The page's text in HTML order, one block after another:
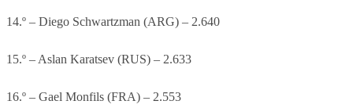
14.º – Diego Schwartzman (ARG) – 2.640
15.º – Aslan Karatsev (RUS) – 2.633
16.º – Gael Monfils (FRA) – 2.553